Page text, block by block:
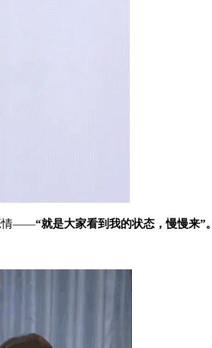
情——“就是大家看到我的状态，慢慢来”。